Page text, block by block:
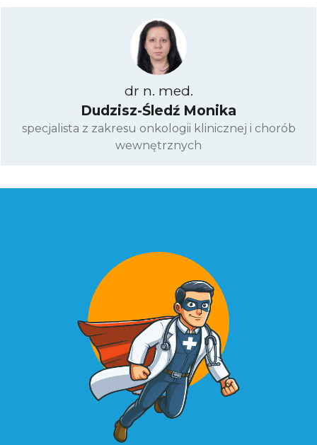
dr n. med.
Dudzisz-Śledź Monika
specjalista z zakresu onkologii klinicznej i chorób
wewnętrznych